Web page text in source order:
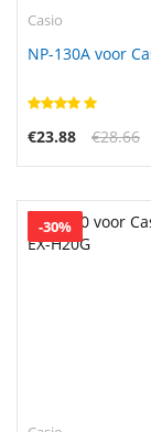
Casio
NP-130A voor
€23.88 €28.66
-30%